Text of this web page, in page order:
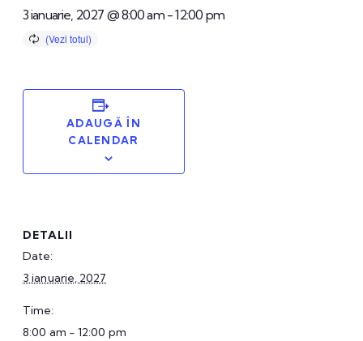
3 ianuarie, 2027 @ 8:00 am-12:00 pm
ADAUGĂ ÎN
CALENDAR
DETALII
Date:
3 ianuarie, 2027
Time:
8:00 am - 12:00 pm